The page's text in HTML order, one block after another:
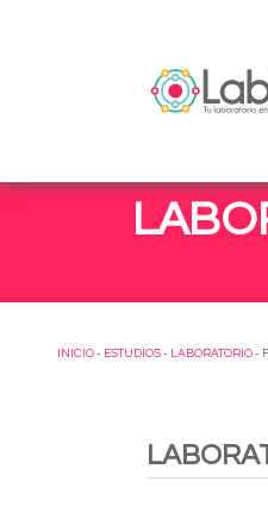
INICIO - ESTUDIOS - LABORATORIO -